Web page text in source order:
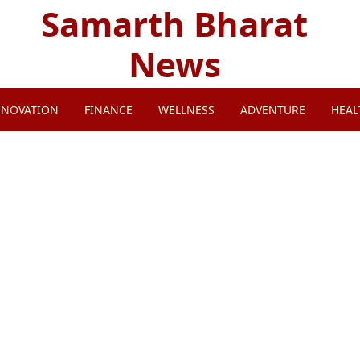
Samarth Bharat
News
FINANCE WELLNESS ADVENTURE